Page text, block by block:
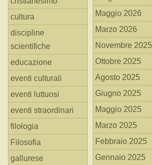
cultura
discipline
scientifiche
educazione
eventi culturali
eventi luttuosi
eventi straordinari
filologia
Filosofia
gallurese
Maggio 2026
Marzo 2026
Novembre 2025
Ottobre 2025
Agosto 2025
Giugno 2025
Maggio 2025
Marzo 2025
Febbraio 2025
Gennaio 2025